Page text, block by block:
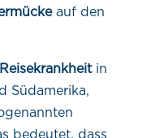
auf den
in
Südamerika,
bedeutet, dass